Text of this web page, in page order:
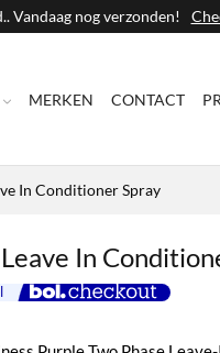
Vandaag nog verzonden!
MERKEN CONTACT
In Conditioner Spray
In